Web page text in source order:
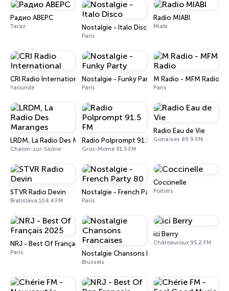
Радио АВЕРС
Taraz Nostalgie - Italo Disco
Paris
Radio MIABI
Miabi
CRI Radio International
Yaoundé
Nostalgie - Funky Party
Paris
M Radio - MFM Radio
Paris
LRDM, La Radio Des Maranges
Chalon-sur-Saône
Radio Polprompt 91.5 FM
Gros-Morne 91.5 FM
Radio Eau de Vie
Gonaïves 89.9 FM
STVR Radio Devin
Bratislava 104.4 FM
Nostalgie - French Party 80
Paris
Coccinelle
Poitiers
NRJ - Best Of Français 2025
Paris Nostalgie Chansons Francaises
Brussels
ici Berry
Châteauroux 95.2 FM